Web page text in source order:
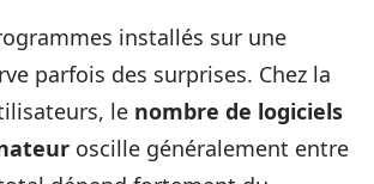
installés sur une
parfois des surprises. Chez la
le nombre de logiciels
oscille généralement entre